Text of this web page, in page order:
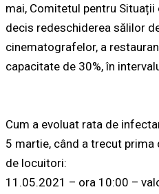
mai, Comitetul pentru Situații
decis redeschiderea sălilor
cinematografelor, a
capacitate de 30%, în
Cum a evoluat rata de
5 martie, când a trecut prima
de locuitori:
11.05.2021 – ora 10:00 –